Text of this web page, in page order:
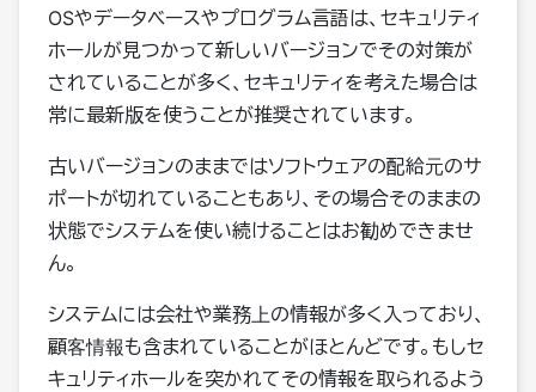
OSやデータベースやプログラム言語は、セキュリティ
ホールが見つかって新しいバージョンでその対策が
されていることが多く、セキュリティを考えた場合は
常に最新版を使うことが推奨されています。
古いバージョンのままではソフトウェアの配給元のサ
ポートが切れていることもあり、その場合そのままの
状態でシステムを使い続けることはお勧めできませ
ん。
システムには会社や業務上の情報が多く入っており、
顧客情報も含まれていることがほとんどです。もしセ
キュリティホールを突かれてその情報を取られるよう